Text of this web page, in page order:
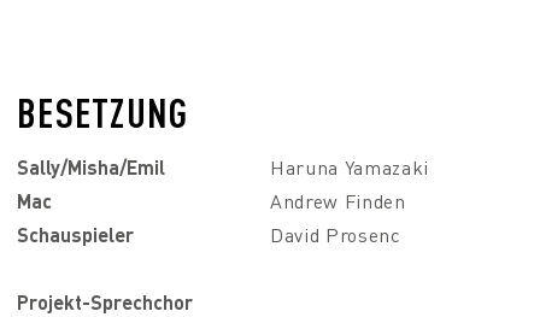
BESETZUNG
Sally/Misha/Emil
Haruna Yamazaki
Mac
Andrew Finden
Schauspieler
David Prosenc
Projekt-Sprechchor